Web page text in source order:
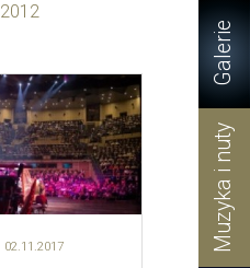
Galerie
Muzyka i nuty
2012
02.11.2017